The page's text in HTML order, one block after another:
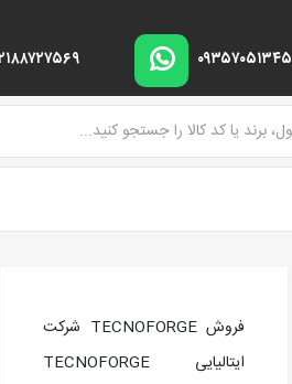
۰۹۳۵۷۰۵۱۳۴۵
فروش TECNOFORGE شرکت
ایتالیایی TECNOFORGE